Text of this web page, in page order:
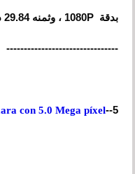
بدقة 1080P ، وثمنه 29.84 دولار .
--------------------------------
5--
con 5.0 Mega píxel